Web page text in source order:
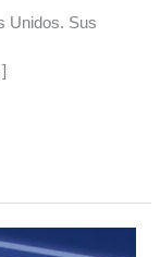
Unidos. Sus